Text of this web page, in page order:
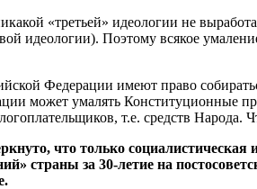
«третьей» идеологии не
идеологии). Поэтому всякое
Федерации имеют право
может умалять Конституционные
т.е. средств Народа.
что только
страны за 30-летие на